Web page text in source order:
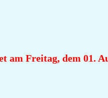
Freitag, dem 01.